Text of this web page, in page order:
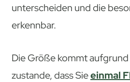
unterscheiden und die
erkennbar.
Die Größe kommt
zustande, dass Sieeinmal